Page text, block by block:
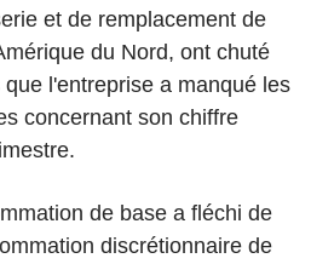
et de remplacement de
du Nord, ont chuté
l'entreprise a manqué les
concernant son chiffre
de base a fléchi de
discrétionnaire de